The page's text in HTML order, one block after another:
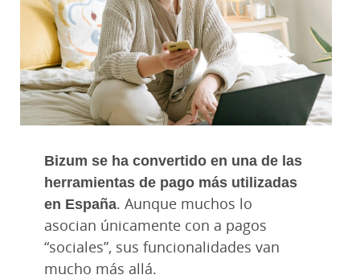
Bizum se ha convertido en una de las
herramientas de pago más utilizadas
en España. Aunque muchos lo
asocian únicamente con a pagos
“sociales”, sus funcionalidades van
mucho más allá.